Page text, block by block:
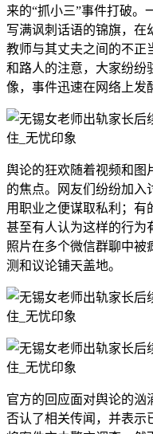
来的“抓小三”事件打破。
写满讽刺话语的锦旗，在
教师与其丈夫之间的不正
和路人的注意，大家纷纷
像，事件迅速在网络上发
舆论的狂欢随着视频和图
的焦点。网友们纷纷加入
用职业之便谋取私利；有
甚至有人认为这样的行为
照片在多个微信群聊中被
测和议论铺天盖地。
官方的回应面对舆论的汹
否认了相关传闻，并表示